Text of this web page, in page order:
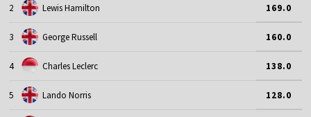
2 Lewis Hamilton 169.0
3 George Russell 160.0
4 Charles Leclerc 138.0
5 Lando Norris 128.0